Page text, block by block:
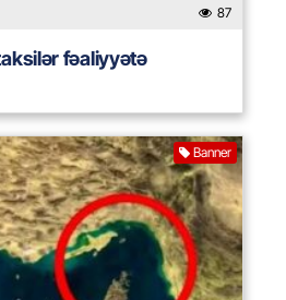
87
fəaliyyətə
Banner